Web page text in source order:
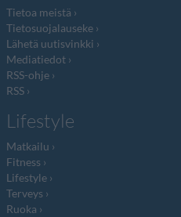
Tietoa meistä
Tietosuojalauseke
Lähetä uutisvinkki
Mediatiedot
RSS-ohje
RSS
Lifestyle
Matkailu
Fitness
Lifestyle
Terveys
Ruoka